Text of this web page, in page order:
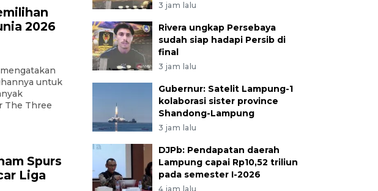
2026
untuk
The Three
Spurs
Liga
3 jam lalu
Rivera ungkap Persebaya
sudah siap hadapi Persib di
final
3 jam lalu
Gubernur: Satelit Lampung-1
kolaborasi sister province
Shandong-Lampung
3 jam lalu
DJPb: Pendapatan daerah
Lampung capai Rp10,52 triliun
pada semester I-2026
4 jam lalu